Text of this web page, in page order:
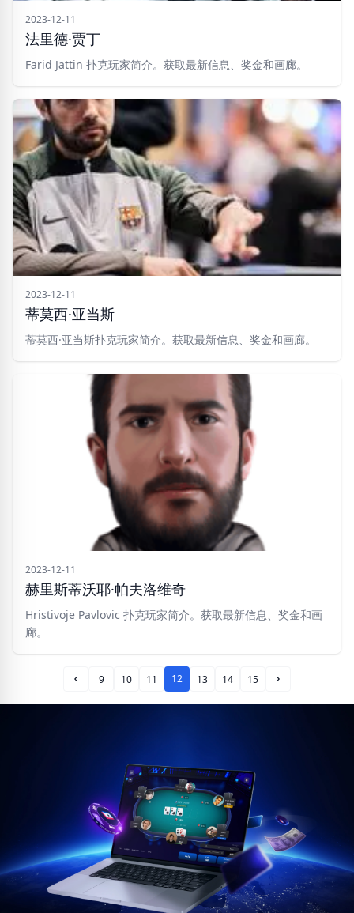
2023-12-11
法里德·贾丁
Farid Jattin 扑克玩家简介。获取最新信息、奖金和画廊。
2023-12-11
蒂莫西·亚当斯
蒂莫西·亚当斯扑克玩家简介。获取最新信息、奖金和画廊。
2023-12-11
赫里斯蒂沃耶·帕夫洛维奇
Hristivoje Pavlovic 扑克玩家简介。获取最新信息、奖金和画
廊。
Prev Page
9 10 11 12 13 14 15 Next Page